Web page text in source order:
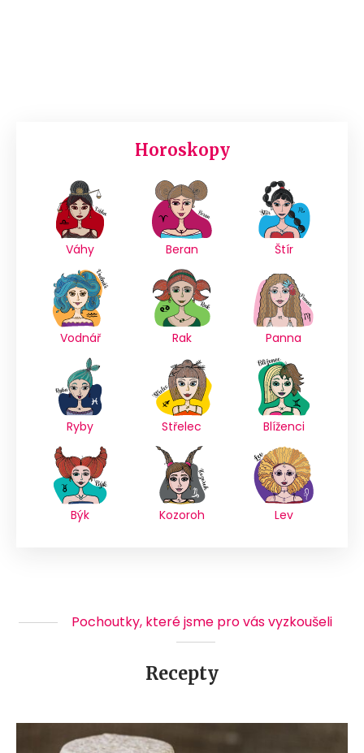
Horoskopy
Váhy Beran Štír
Vodnář Rak Panna
Ryby Střelec Blíženci
Býk Kozoroh Lev
Pochoutky, které jsme pro vás vyzkoušeli
Recepty